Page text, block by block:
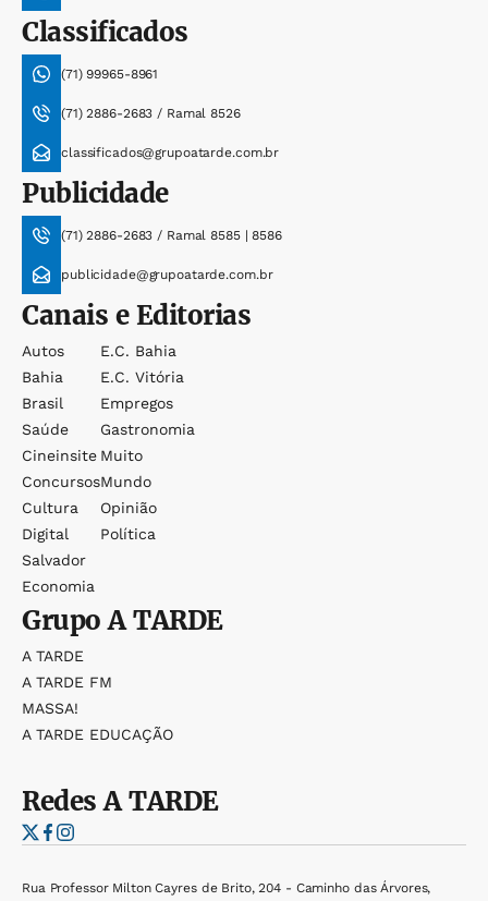
Classificados
(71) 99965-8961
(71) 2886-2683 / Ramal 8526
classificados@grupoatarde.com.br
Publicidade
(71) 2886-2683 / Ramal 8585 | 8586
publicidade@grupoatarde.com.br
Canais e Editorias
Autos
Bahia
Brasil
Saúde
Cineinsite
Concursos
Cultura
Digital
Salvador
Economia
E.c. Bahia
E.c. Vitória
Empregos
Gastronomia
Muito
Mundo
Opinião
Política
GrupoA TARDE
A TARDE
A TARDE FM
MASSA!
A TARDE EDUCAÇÃO
RedesA TARDE
Rua Professor Milton Cayres de Brito, 204 - Caminho das Árvores,